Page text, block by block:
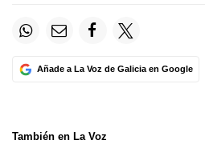
Añade a La Voz de Galicia en Google
También en La Voz